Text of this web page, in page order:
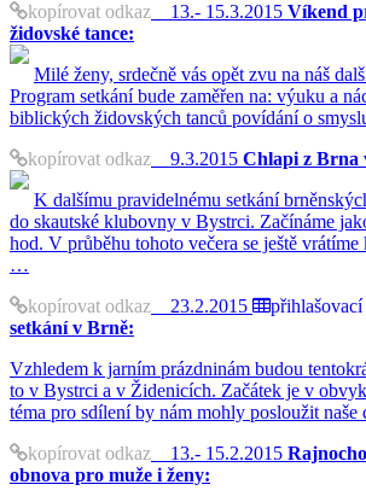
kopírovat odkaz 13.- 15.3.2015 Víkend
židovské tance:
Milé ženy, srdečně vás opět zvu na náš
Program setkání bude zaměřen na: výuku a
biblických židovských tanců povídání o
kopírovat odkaz 9.3.2015 Chlapi z Brna
K dalšímu pravidelnému setkání
do skautské klubovny v Bystrci. Začínáme
hod. V průběhu tohoto večera se ještě
…
kopírovat odkaz 23.2.2015 přihlašovací
setkání v Brně:
Vzhledem k jarním prázdninám budou
to v Bystrci a v Židenicích. Začátek je v
téma pro sdílení by nám mohly posloužit
kopírovat odkaz 13.- 15.2.2015
obnova pro muže i ženy: